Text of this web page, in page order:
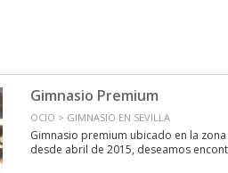
Gimnasio Premium
OCIO > GIMNASIO EN SEVILLA
Gimnasio premium ubicado en la
desde abril de 2015, deseamos